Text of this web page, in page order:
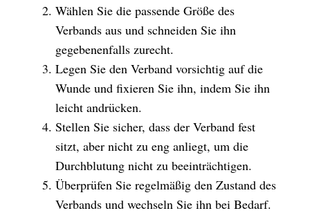
Wählen Sie die passende Größe des
Verbands aus und schneiden Sie ihn
gegebenenfalls zurecht.
Legen Sie den Verband vorsichtig auf die
Wunde und fixieren Sie ihn, indem Sie ihn
leicht andrücken.
Stellen Sie sicher, dass der Verband fest
sitzt, aber nicht zu eng anliegt, um die
Durchblutung nicht zu beeinträchtigen.
Überprüfen Sie regelmäßig den Zustand des
Verbands und wechseln Sie ihn bei Bedarf.